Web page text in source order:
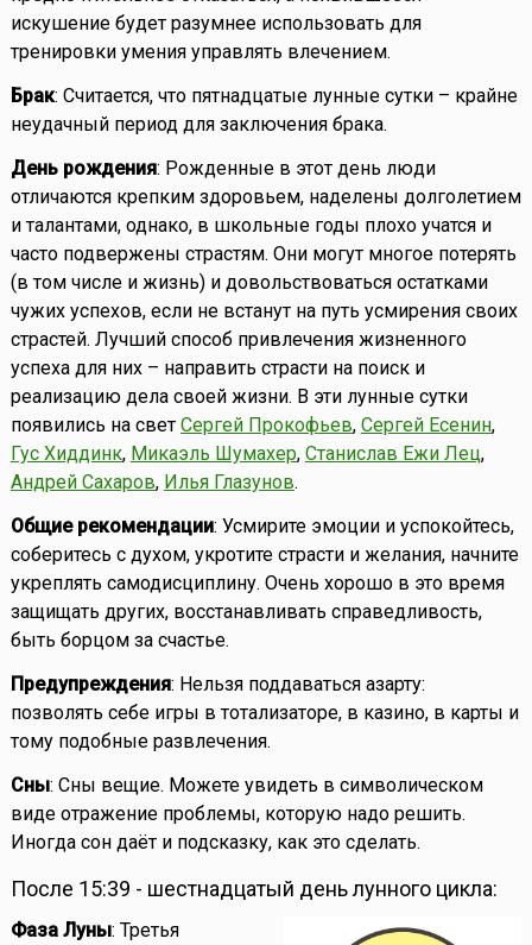
искушение будет разумнее использовать для
тренировки умения управлять влечением.
Брак: Считается, что пятнадцатые лунные сутки – крайне
неудачный период для заключения брака.
День рождения: Рожденные в этот день люди
отличаются крепким здоровьем, наделены долголетием
и талантами, однако, в школьные годы плохо учатся и
часто подвержены страстям. Они могут многое потерять
(в том числе и жизнь) и довольствоваться остатками
чужих успехов, если не встанут на путь усмирения своих
страстей. Лучший способ привлечения жизненного
успеха для них – направить страсти на поиск и
реализацию дела своей жизни. В эти лунные сутки
появились на свет Сергей Прокофьев, Сергей Есенин,
Гус Хиддинк, Микаэль Шумахер, Станислав Ежи Лец,
Андрей Сахаров, Илья Глазунов.
Общие рекомендации: Усмирите эмоции и успокойтесь,
соберитесь с духом, укротите страсти и желания, начните
укреплять самодисциплину. Очень хорошо в это время
защищать других, восстанавливать справедливость,
быть борцом за счастье.
Предупреждения: Нельзя поддаваться азарту:
позволять себе игры в тотализаторе, в казино, в карты и
тому подобные развлечения.
Сны: Сны вещие. Можете увидеть в символическом
виде отражение проблемы, которую надо решить.
Иногда сон даёт и подсказку, как это сделать.
После 15:39 - шестнадцатый день лунного цикла:
Фаза Луны: Третья